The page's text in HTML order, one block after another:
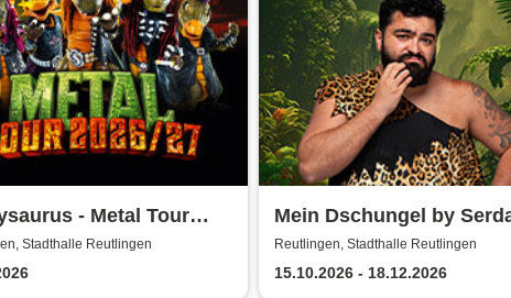
- Metal Tour
Stadthalle Reutlingen
Mein Dschungel by
Karibik
Reutlingen, Stadthalle Reutlingen
15.10.2026 - 18.12.2026